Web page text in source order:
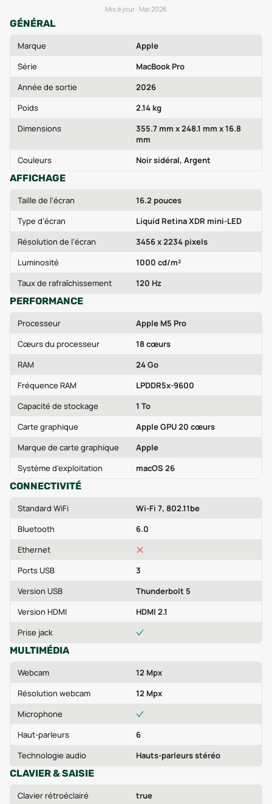
Mis à jour : Mai 2026
GÉNÉRAL
Marque
Apple
Série
MacBook Pro
Année de sortie
2026
Poids
2.14 kg
Dimensions
355.7 mm x 248.1 mm x 16.8
mm
Couleurs
Noir sidéral, Argent
AFFICHAGE
Taille de l'écran
16.2 pouces
Type d'écran
Liquid Retina XDR mini-LED
Résolution de l'écran
3456 x 2234 pixels
Luminosité
1000 cd/m²
Taux de rafraîchissement
120 Hz
PERFORMANCE
Processeur
Apple M5 Pro
Cœurs du processeur
18 cœurs
RAM
24 Go
Fréquence RAM
LPDDR5x-9600
Capacité de stockage
1 To
Carte graphique
Apple GPU 20 cœurs
Marque de carte graphique
Apple
Système d'exploitation
macOS 26
CONNECTIVITÉ
Standard WiFi
Wi-Fi 7, 802.11be
Bluetooth
6.0
Ethernet
Ports USB
3
Version USB
Thunderbolt 5
Version HDMI
HDMI 2.1
Prise jack
MULTIMÉDIA
Webcam
12 Mpx
Résolution webcam
12 Mpx
Microphone
Haut-parleurs
6
Technologie audio
Hauts-parleurs stéréo
CLAVIER & SAISIE
Clavier rétroéclairé true